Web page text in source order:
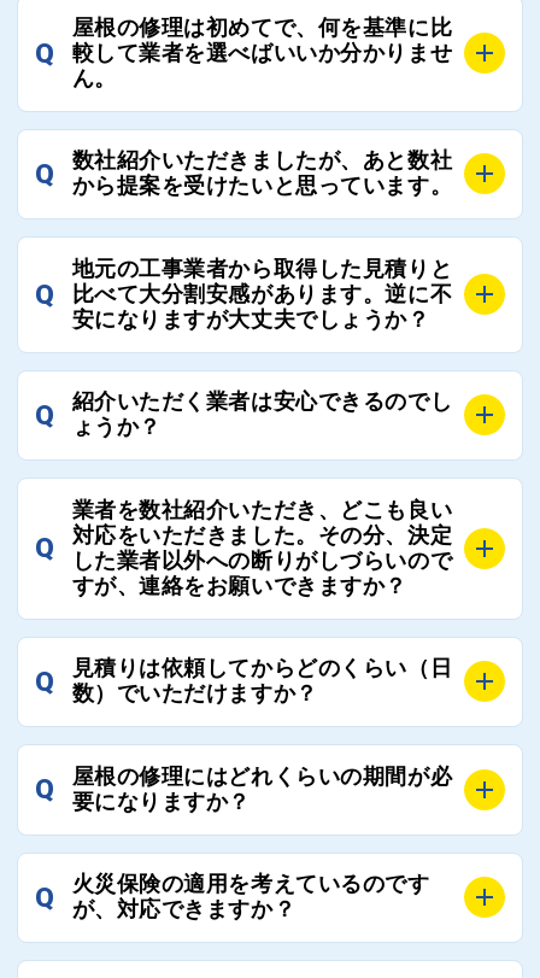
お客様のご要望をお聞きし、条件に合った工事業者を
最大3社まで選定し、ご紹介いたします。
そのため、お客様に比較する業者を選定いただく必要
Q
屋根の修理は初めてで、何を基準に比
較して業者を選べばいいか分かりませ
ん。
選定基準はお客様によって異なりますが、価格はもち
ろんのこと、実績面や保証面、担当者の人柄や社歴、
し、総合的に判断ください。
また、選定に迷った際などは屋根コネクト事務局へご
連絡いただければ、お客様の屋根修理を全面的にフォ
ローさせていただきます。お気軽にご相談ください。
Q
数社紹介いただきましたが、あと数社
から提案を受けたいと思っています。
全国300社以上の登録業者がございますので、プラス
でご紹介の要望をいただければ、即時屋根コネクトに
て対応させていただきます。お気軽にお申し付けくだ
Q
地元の工事業者から取得した見積りと
比べて大分割安感があります。逆に不
安になりますが大丈夫でしょうか？
残念ながら、リフォーム業界は費用の内訳に不透明な
部分が多く、一見同じ工事でも１００万円以上の差が
屋根コネクトではそのような不安を抱えてしまう屋根
の修理において、適正で公正な工事業者選びのお手伝
いをさせていただくサイトでございます。
まだまだそのような業界だからこそ比較が重要になり
ますので、是非屋根コネクトを活用ください。
Q
紹介いただく業者は安心できるのでし
ょうか？
屋根コネクトでは、お客様の安心を支える「優良工事
業者チェック制度」を設けております。
屋根コネクトにて定期的にお客様アンケートを実施
し、そこで評価の低かった業者は事実確認の上で、屋
根コネクトの判断により即時登録を解除できる契約と
優良業者のみをご紹介できる体制により、お客様の安
心と信頼を維持しております。
Q
業者を数社紹介いただき、どこも良い
対応をいただきました。その分、決定
した業者以外への断りがしづらいので
すが、連絡をお願いできますか？
屋根コネクトにお任せください。屋根コネクトでは、
工事業者へのお断りも無料で代行しております。
れる必要はございませんので、いつでもお気軽にご相
談ください。
Q
見積りは依頼してからどのくらい（日
数）でいただけますか？
工事業者にもよりますが、おおよそ現地調査後3日～1
週間前後にはお届けできます。
ご連絡いただき、屋根コネクトから直ちに紹介の工事
業者へ状況確認の連絡をし、即時対応するよう指示を
いたしますので、お気軽にお申し付けください。
Q
屋根の修理にはどれくらいの期間が必
要になりますか？
工事業者の状況や屋根の状態、工事の内容、天候によ
って工事期間は変わりますが、目安としては、おおよ
また、急ぎの場合などは屋根コネクトとしても全面的
Q
火災保険の適用を考えているのです
が、対応できますか？